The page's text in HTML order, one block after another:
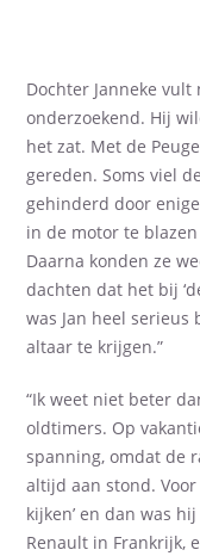
Dochter Janneke vult
onderzoekend. Hij
het zat. Met de
gereden. Soms viel
gehinderd door
in de motor te
Daarna konden ze
dachten dat het bij
was Jan heel
altaar te krijgen.”
“Ik weet niet beter
oldtimers. Op
spanning, omdat de
altijd aan stond.
kijken’ en dan was
Renault in Frankrijk,